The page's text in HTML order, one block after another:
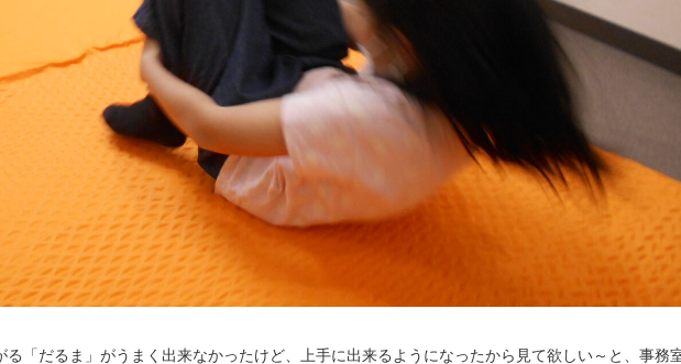
る「だるま」がうまく出来なかったけど、上手に出来るようになったから見て欲しい～と、事務